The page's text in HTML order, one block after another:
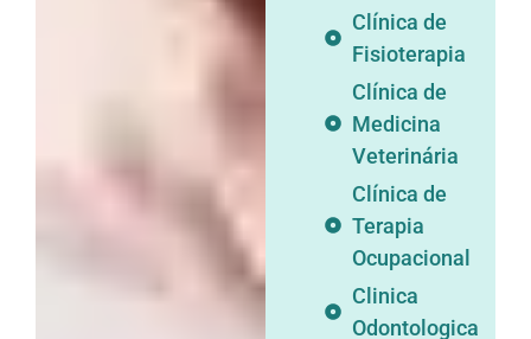
Clínica de
Fisioterapia
Clínica de
Medicina
Veterinária
Clínica de
Terapia
Ocupacional
Clinica
Odontologica